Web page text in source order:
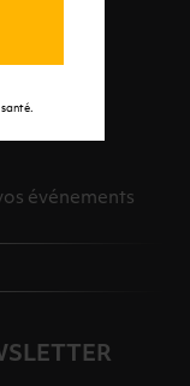
santé.
événements